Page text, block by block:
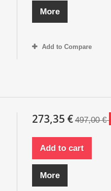
More
Add to Compare
273,35 € 497,00 €
Add to cart
More